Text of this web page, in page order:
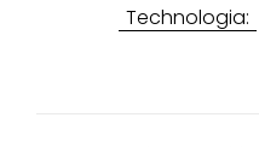
Technologia: